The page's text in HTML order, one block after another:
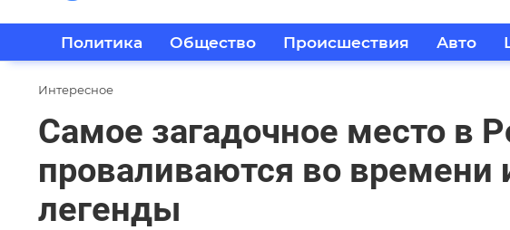
Политика Общество Происшествия Авто
Интересное
Самое загадочное место в
проваливаются во времени
легенды